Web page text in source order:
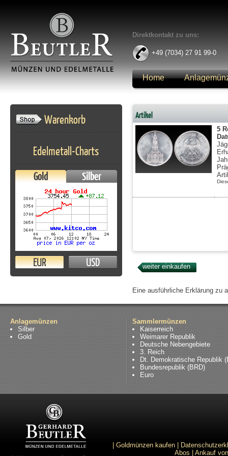
Direktkontakt zu uns:
+49 (7034) 27 91 99-0
Home
Warenkorb
Edelmetall-Charts
Gold Silber
EUR USD
Artikel
5
Eine ausführliche Erklärung zu
Anlagemünzen
Silber
Gold
Sammlermünzen
Kaiserreich
Weimarer Republik
Deutsche Nebengebiete
3. Reich
Dt. Demokratische Republik
Bundesrepublik (BRD)
Euro
| Goldmünzen kaufen |
Abos | Ankauf